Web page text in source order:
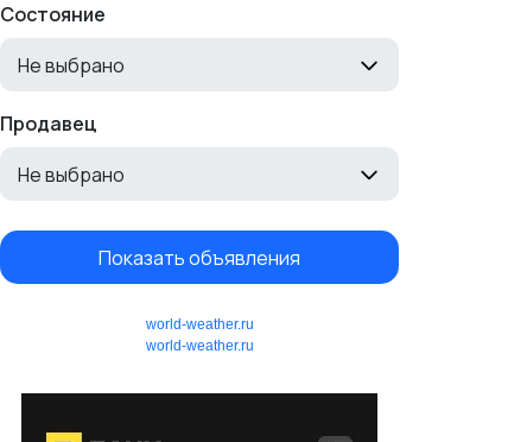
Состояние
Не выбрано
Продавец
Не выбрано
Показать объявления
world-weather.ru
world-weather.ru